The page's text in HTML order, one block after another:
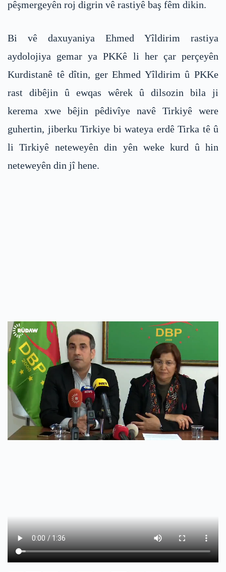
pêşmergeyên roj digrin vê rastiyê baş fêm dikin.
Bi vê daxuyaniya Ehmed Yîldirim rastiya
aydolojiya gemar ya PKKê li her çar perçeyên
Kurdistanê tê dîtin, ger Ehmed Yîldirim û PKKe
rast dibêjin û ewqas wêrek û dilsozin bila ji
kerema xwe bêjin pêdivîye navê Tirkiyê were
guhertin, jiberku Tirkiye bi wateya erdê Tirka tê û
li Tirkiyê neteweyên din yên weke kurd û hin
neteweyên din jî hene.